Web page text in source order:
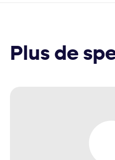
Plus de